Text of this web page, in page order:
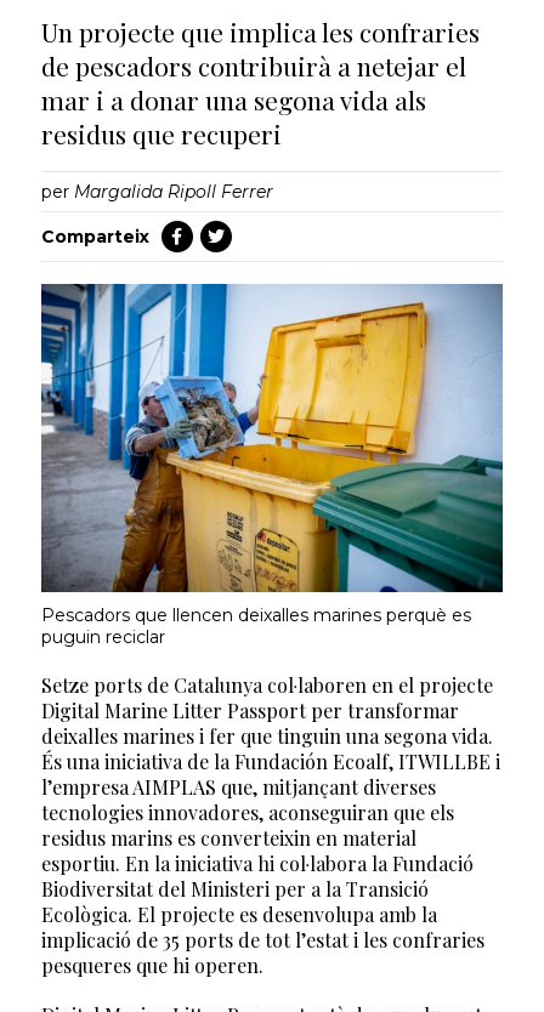
Un projecte que implica les confraries
de pescadors contribuirà a netejar el
mar i a donar una segona vida als
residus que recuperi
per Margalida Ripoll Ferrer
Comparteix
Pescadors que llencen deixalles marines perquè es
puguin reciclar
Setze ports de Catalunya col·laboren en el projecte
Digital Marine Litter Passport per transformar
deixalles marines i fer que tinguin una segona vida.
És una iniciativa de la Fundación Ecoalf, ITWILLBE i
l’empresa AIMPLAS que, mitjançant diverses
tecnologies innovadores, aconseguiran que els
residus marins es converteixin en material
esportiu. En la iniciativa hi col·labora la Fundació
Biodiversitat del Ministeri per a la Transició
Ecològica. El projecte es desenvolupa amb la
implicació de 35 ports de tot l’estat i les confraries
pesqueres que hi operen.